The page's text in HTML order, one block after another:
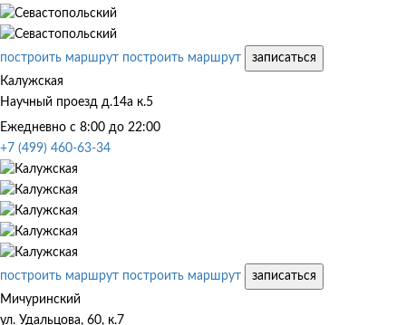
построить маршрут построить маршрут
записаться
Калужская
Научный проезд д.14а к.5
Ежедневно с 8:00 до 22:00
+7 (499) 460-63-34
построить маршрут построить маршрут
записаться
Мичуринский
ул. Удальцова, 60, к.7